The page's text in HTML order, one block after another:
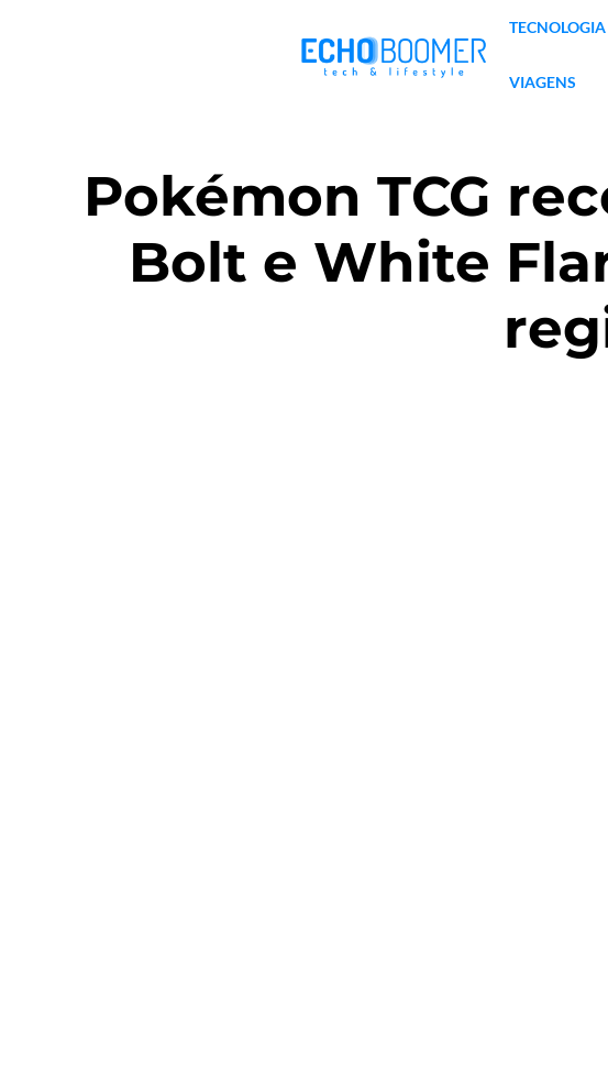
TECNOLOGIA
VIAGENS
Pokémon TCG
Bolt e White